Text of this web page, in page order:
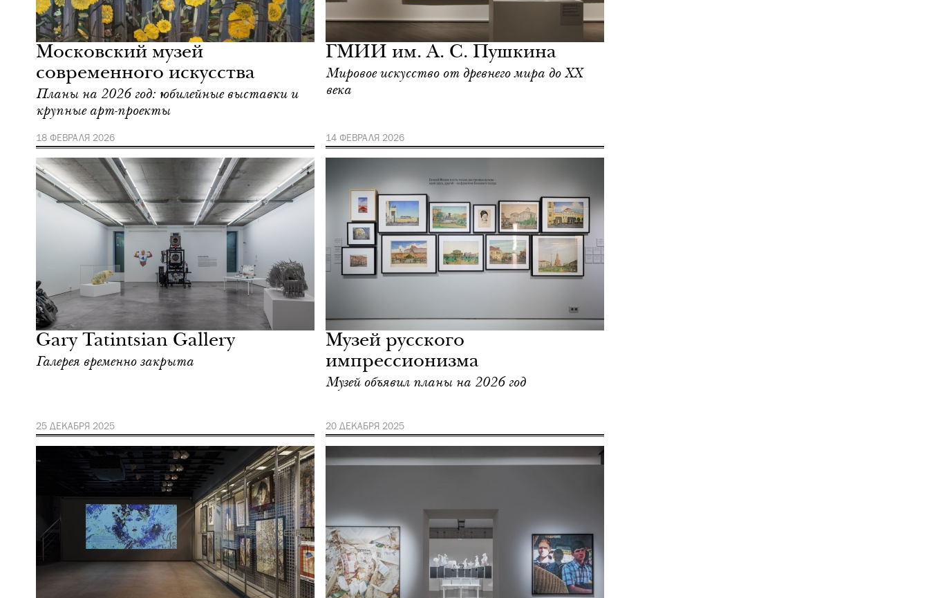
Московский музей
современного искусства
Планы на 2026 год: юбилейные выставки и
крупные арт-проекты
18 ФЕВРАЛЯ 2026
Культура
Москва
ГМИИ им. А. С. Пушкина
Мировое искусство от древнего мира до XX
века
14 ФЕВРАЛЯ 2026
Gary Tatintsian Gallery
Галерея временно закрыта
25 ДЕКАБРЯ 2025
Культура
Москва
Музей русского
импрессионизма
Музей объявил планы на 2026 год
20 ДЕКАБРЯ 2025